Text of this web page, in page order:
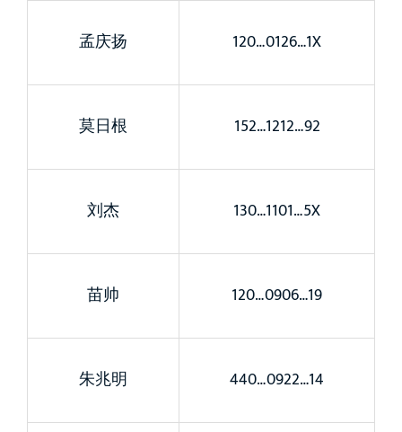
孟庆扬 120…0126…1X
莫日根 152…1212…92
刘杰 130…1101…5X
苗帅 120…0906…19
朱兆明 440…0922…14